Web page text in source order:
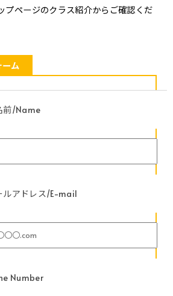
プページのクラス紹介からご確認くだ
ーム
前/Name
ルアドレス/E-mail
Number